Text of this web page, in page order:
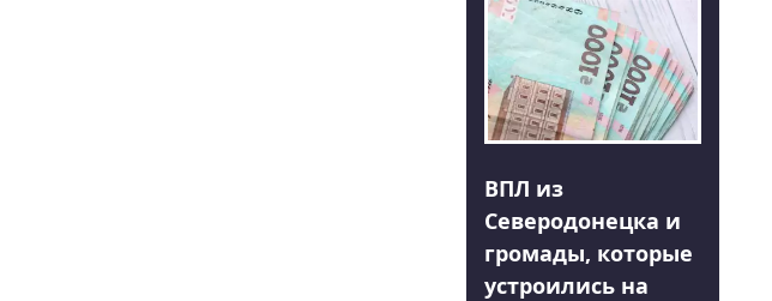
ВПЛ из
Северодонецка и
громады, которые
устроились на